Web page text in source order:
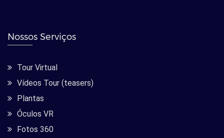
Nossos Serviços
Tour Virtual
Vídeos Tour (teasers)
Plantas
Óculos VR
Fotos 360